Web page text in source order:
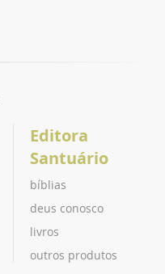
Editora
Santuário
bíblias
deus conosco
livros
outros produtos